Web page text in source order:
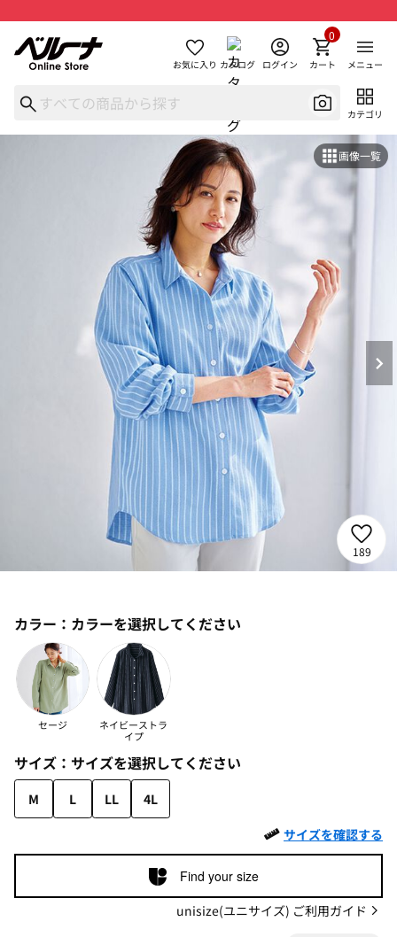
お気に入り カタログ ログイン カート
0
メニュー
カテゴリ
画像一覧
189
カラー： カラーを選択してください
セージ
ネイビーストラ
イプ
サイズ： サイズを選択してください
M L LL
4L
サイズを確認する
Find your size
unisize(ユニサイズ) ご利用ガイド